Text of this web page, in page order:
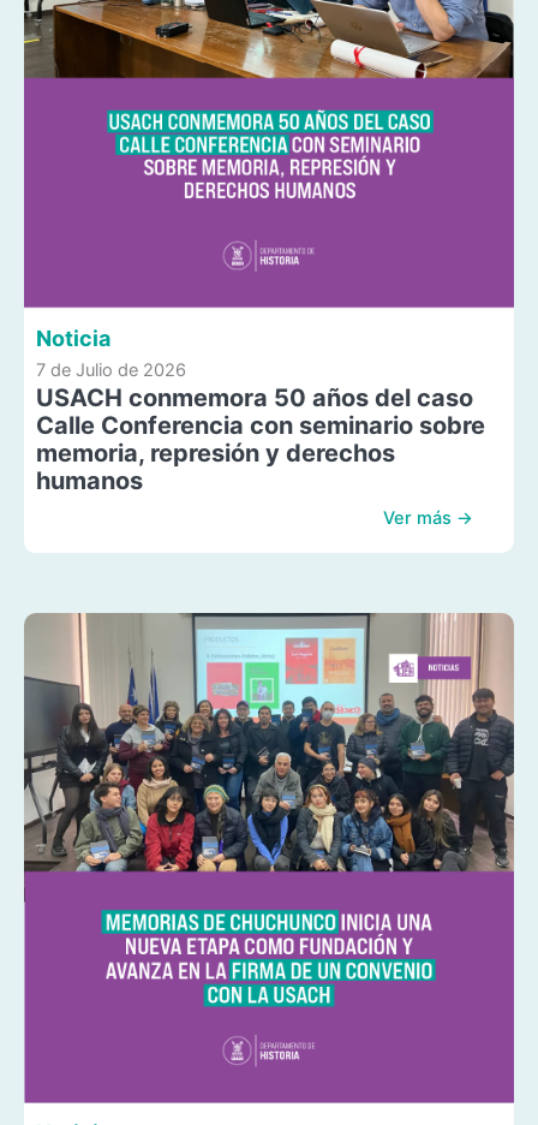
Noticia
7 de Julio de 2026
USACH conmemora 50 años del caso
Calle Conferencia con seminario sobre
memoria, represión y derechos
humanos
Ver más →